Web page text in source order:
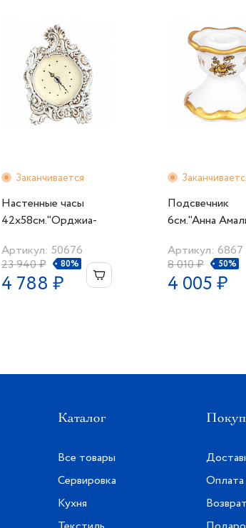
Заканчивается
Настенные часы
42х58см."Орджиа-
Артикул: 50676
23 940 ₽
80%
4 788 ₽
Подсвечник
6см."Анна
Артикул: 6867
8 010 ₽
50%
4 005 ₽
Каталог
Все товары
Сервировка
Кухня
Оплата